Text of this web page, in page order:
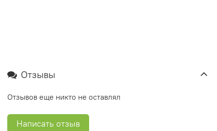
Отзывы
Отзывов еще никто не оставлял
Написать отзыв